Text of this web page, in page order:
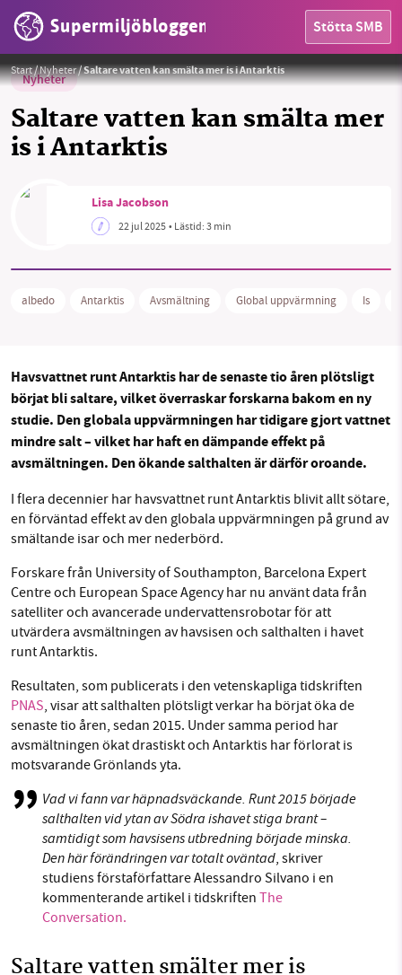
Supermiljöbloggen Stötta SMB
OMRÅDEN
MILJÖFAKTA
Facebook Instagram BlueSky
Start/Nyheter/Saltare vatten kan smälta mer is i Antarktis
Nyheter
Saltare vatten kan smälta mer
is i Antarktis
Foto:Alkalenski / Pixabay
Lisa Jacobson
22 jul 2025• Lästid:3 min
albedo Antarktis Avsmältning Global uppvärmning Is
Havsvattnet runt Antarktis har de senaste tio åren plötsligt
börjat bli saltare, vilket överraskar forskarna bakom en ny
studie. Den globala uppvärmningen har tidigare gjort vattnet
mindre salt – vilket har haft en dämpande effekt på
avsmältningen. Den ökande salthalten är därför oroande.
I flera decennier har havsvattnet runt Antarktis blivit allt sötare,
en förväntad effekt av den globala uppvärmningen på grund av
smältande isar och mer nederbörd.
Forskare från University of Southampton, Barcelona Expert
Centre och European Space Agency har nu använt data från
satelliter och avancerade undervattensrobotar för att
utvärdera avsmältningen av havsisen och salthalten i havet
runt Antarktis.
Resultaten, som publicerats i den vetenskapliga tidskriften
PNAS, visar att salthalten plötsligt verkar ha börjat öka de
senaste tio åren, sedan 2015. Under samma period har
avsmältningen ökat drastiskt och Antarktis har förlorat is
motsvarande Grönlands yta.
Vad vi fann var häpnadsväckande. Runt 2015 började
salthalten vid ytan av Södra ishavet stiga brant –
samtidigt som havsisens utbredning började minska.
Den här förändringen var totalt oväntad, skriver
studiens förstaförfattare Alessandro Silvano i en
kommenterande artikel i tidskriften The
Conversation.
SMB kämpar för en hållbar framtid. Sedan
starten 2010 har vår ideella redaktion drivit
miljödebatten framåt genom
nyhetsbevakning och granskningar. Nu vill vi
utveckla vårt arbete – och vi hoppas att du
vill hjälpa oss.
Stötta vårt arbete genom att swisha en slant till
Läs vad vi vill göra